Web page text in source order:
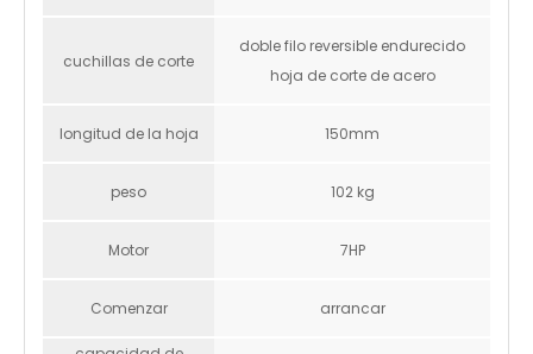
cuchillas de corte
doble filo reversible endurecido
hoja de corte de acero
longitud de la hoja 150mm
peso 102 kg
Motor 7HP
Comenzar arrancar